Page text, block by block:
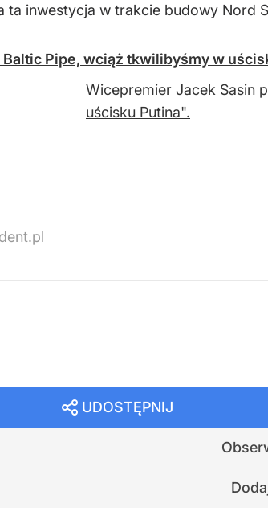
ta inwestycja w trakcie budowy Nord
Baltic Pipe, wciąż tkwilibyśmy w
Wicepremier Jacek Sasin
uścisku Putina".
UDOSTĘPNIJ